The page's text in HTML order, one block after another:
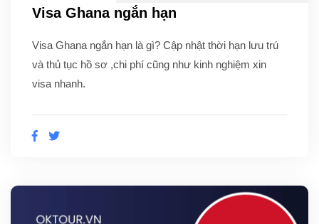
Visa Ghana ngắn hạn
Visa Ghana ngắn hạn là gì? Cập nhật thời hạn lưu trú
và thủ tục hồ sơ ,chi phí cũng như kinh nghiệm xin
visa nhanh.